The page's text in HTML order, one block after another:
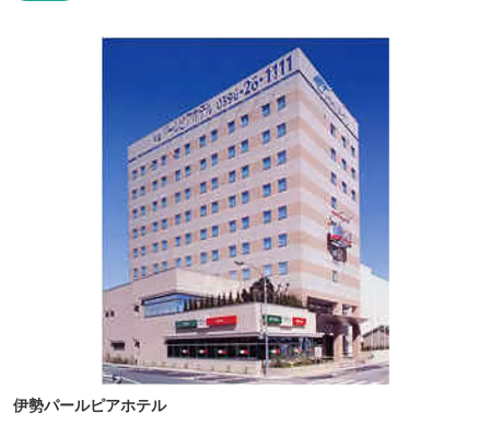
伊勢パールピアホテル